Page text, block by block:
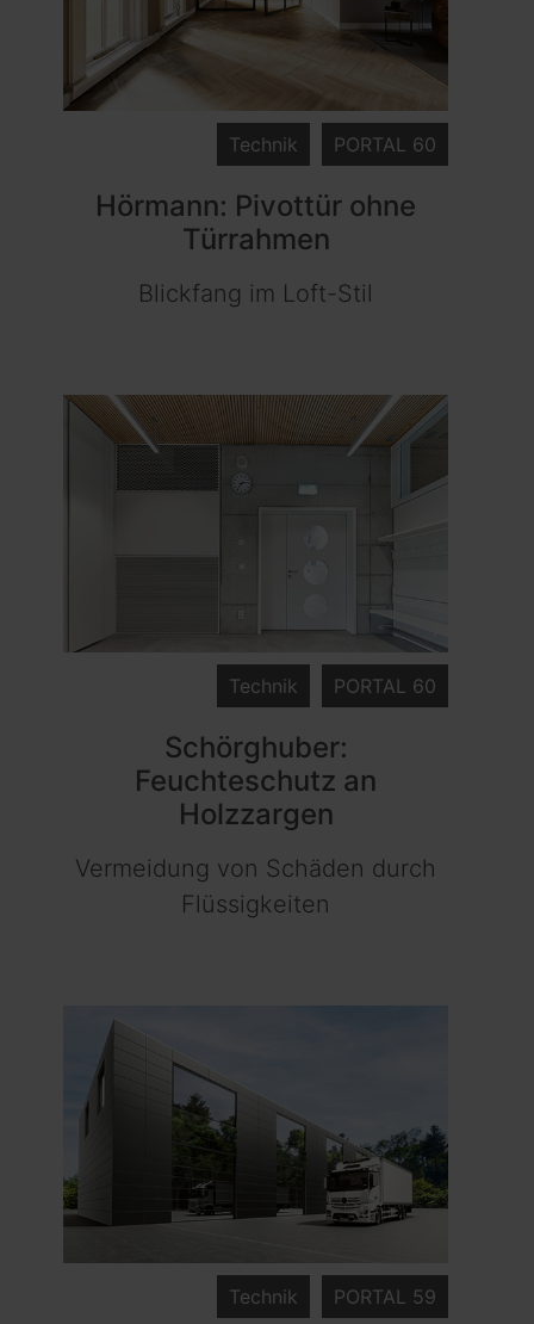
PORTAL 60
Technik
Hörmann: Pivottür ohne
Türrahmen
Blickfang im Loft-Stil
PORTAL 60
Technik
Schörghuber:
Feuchteschutz an
Holzzargen
Vermeidung von Schäden durch
Flüssigkeiten
PORTAL 59
Technik